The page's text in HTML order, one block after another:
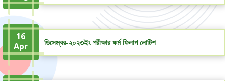
16
Apr
ডিসেম্বর-২০২৩ইং পরীক্ষার ফর্ম ফিলাপ নোটিশ